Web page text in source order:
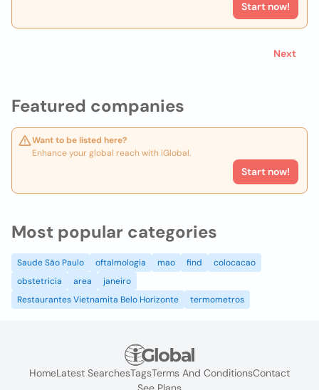
Featured companies
Want to be listed here?
Enhance your global reach with iGlobal.
Start now!
Start now!
Next
Most popular categories
Saude São Paulo oftalmologia mao find
colocacao
obstetricia
area
janeiro
Restaurantes Vietnamita Belo Horizonte
termometros
HomeLatest SearchesTagsTerms And ConditionsContact